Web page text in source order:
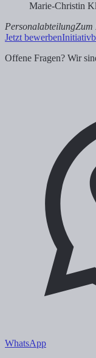
Marie-Christin
PersonalabteilungZum
Jetzt bewerben
Offene Fragen? Wir
WhatsApp